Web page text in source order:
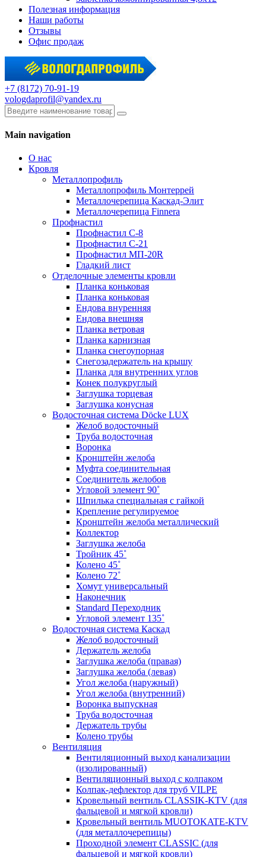
Полезная информация
Наши работы
Отзывы
Офис продаж
+7 (8172) 70-91-19
vologdaprofil@yandex.ru
Main navigation
О нас
Кровля
Металлопрофиль
Металлопрофиль Монтеррей
Металлочерепица Каскад-Элит
Металлочерепица Finnera
Профнастил
Профнастил С-8
Профнастил С-21
Профнастил МП-20R
Гладкий лист
Отделочные элементы кровли
Планка коньковая
Планка коньковая
Ендова внуренняя
Ендова внешняя
Планка ветровая
Планка карнизная
Планка снегоупорная
Снегозадержатель на крышу
Планка для внутренних углов
Конек полукруглый
Заглушка торцевая
Заглушка конусная
Водосточная система Döcke LUX
Желоб водосточный
Труба водосточная
Воронка
Кронштейн желоба
Муфта соединительная
Соединитель желобов
Угловой элемент 90˚
Шпилька специальная с гайкой
Крепление регулируемое
Кронштейн желоба металлический
Коллектор
Заглушка желоба
Тройник 45˚
Колено 45˚
Колено 72˚
Хомут универсальный
Наконечник
Standard Переходник
Угловой элемент 135˚
Водосточная система Каскад
Желоб водосточный
Держатель желоба
Заглушка желоба (правая)
Заглушка желоба (левая)
Угол желоба (наружный)
Угол желоба (внутренний)
Воронка выпускная
Труба водосточная
Держатель трубы
Колено трубы
Вентиляция
Вентиляционный выход канализации
(изолированный)
Вентиляционный выход с колпаком
Колпак-дефлектор для труб VILPE
Кровельный вентиль CLASSIK-KTV (для
фальцевой и мягкой кровли)
Кровельный вентиль MUOTOKATE-KTV
(для металлочерепицы)
Проходной элемент CLASSIC (для
фальцевой и мягкой кровли)